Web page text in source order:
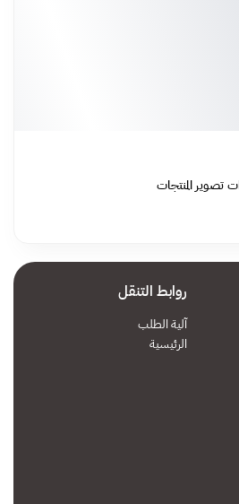
تصوير المنتجات
روابط التنقل
آلية الطلب
الرئيسية